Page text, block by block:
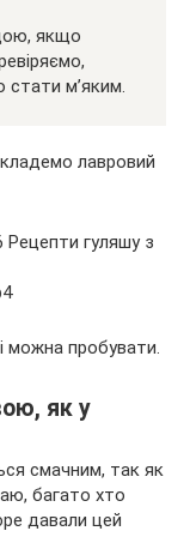
якщо
стати м’яким.
лавровий
можна пробувати.
як у
смачним, так як
багато хто
давали цей